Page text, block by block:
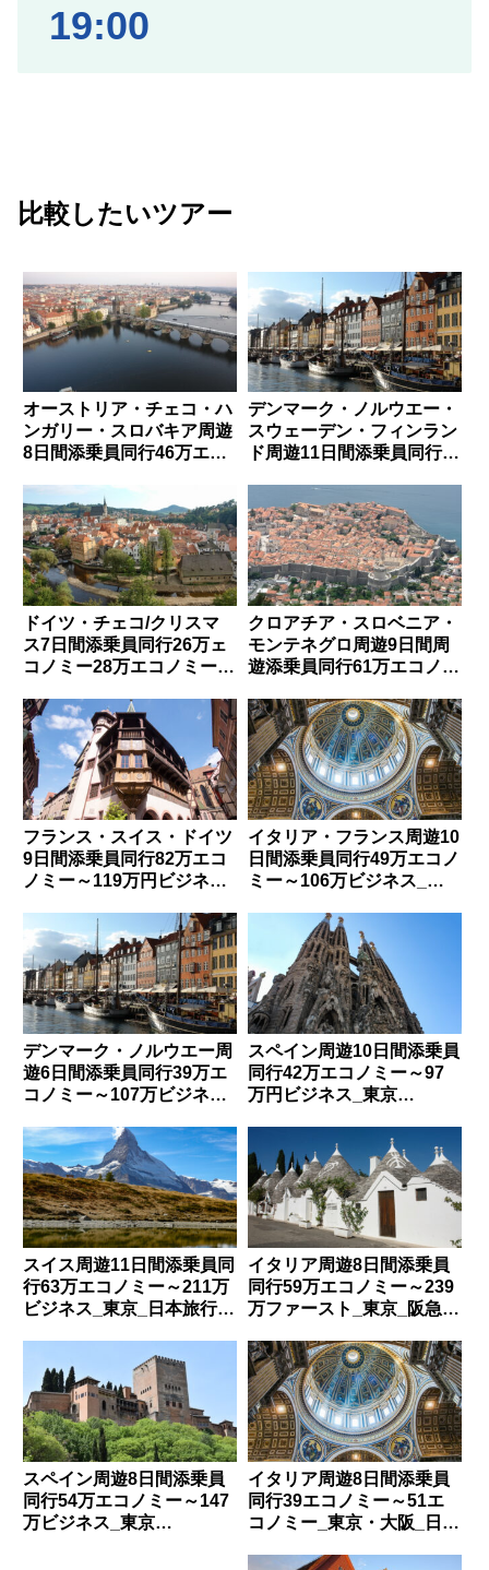
19:00
比較したいツアー
オーストリア・チェコ・ハ
ンガリー・スロバキア周遊
8日間添乗員同行46万エコ
_東京_阪急_H4153
デンマーク・ノルウエー・
スウェーデン・フィンラン
ド周遊11日間添乗員同行
_H4239
ドイツ・チェコ/クリスマ
ス7日間添乗員同行26万ェ
コノミー28万エコノミー_
クロアチア・スロベニア・
モンテネグロ周遊9日間周
遊添乗員同行61万エコノミ
日本旅行_40003470
フランス・スイス・ドイツ
9日間添乗員同行82万エコ
ノミー～119万円ビジネス
イタリア・フランス周遊10
日間添乗員同行49万エコノ
ミー～106万ビジネス_東
デンマーク・ノルウエー周
遊6日間添乗員同行39万エ
コノミー～107万ビジネス
スペイン周遊10日間添乗員
同行42万エコノミー～97
万円ビジネス_東京
スイス周遊11日間添乗員同
行63万エコノミー～211万
ビジネス_東京_日本旅行
イタリア周遊8日間添乗員
同行59万エコノミー～239
万ファースト_東京_阪急
スペイン周遊8日間添乗員
同行54万エコノミー～147
万ビジネス_東京
イタリア周遊8日間添乗員
同行39エコノミー～51エ
コノミー_東京・大阪_日本